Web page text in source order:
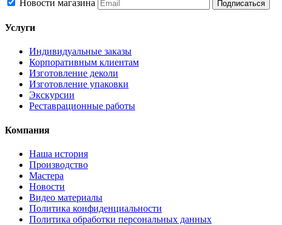
Новости магазина
Услуги
Индивидуальные заказы
Корпоративным клиентам
Изготовление деколи
Изготовление упаковки
Экскурсии
Реставрационные работы
Компания
Наша история
Производство
Мастера
Новости
Видео материалы
Политика конфиденциальности
Политика обработки персональных данных